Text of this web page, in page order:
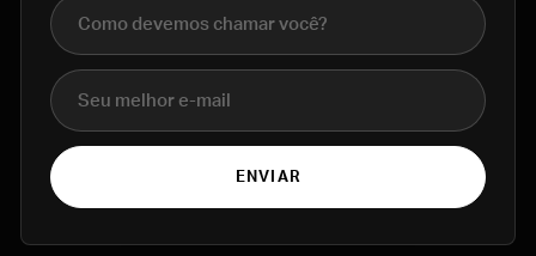
Nome completo
E-mail
ENVIAR